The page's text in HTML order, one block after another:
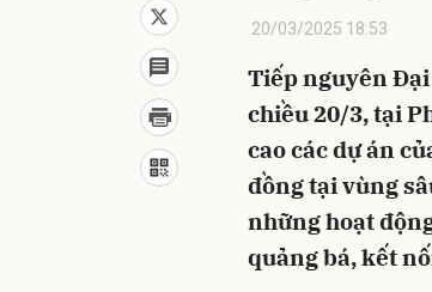
20/03/2025 18:53
Tiếp nguyên
chiều 20/3, tại
cao các dự án
đồng tại vùng
những hoạt
quảng bá, kết